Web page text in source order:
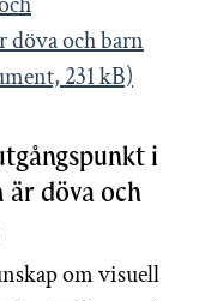
döva och barn
231 kB)
i
är döva och
om visuell